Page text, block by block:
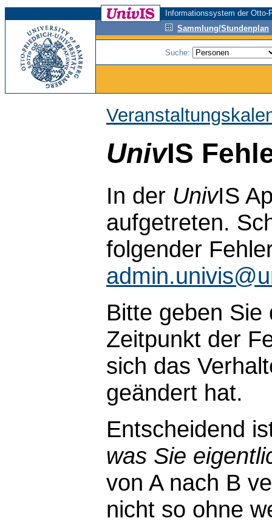
Informationssystem der
Sammlung/Stundenplan
Suche:
UnivIS
In der UnivIS
aufgetreten.
folgender
Bitte geben
Zeitpunkt der
sich das
geändert hat.
Entscheidend
was Sie
von A nach B
nicht so ohne